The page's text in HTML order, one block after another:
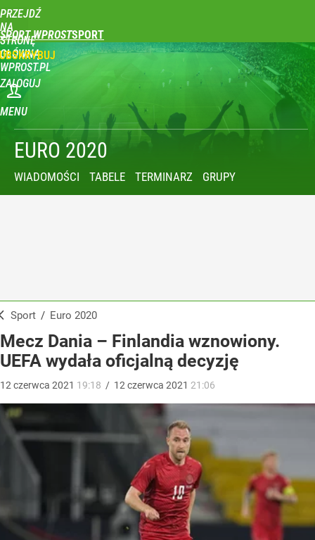
PRZEJDŹ
NA
STRONĘ
GŁÓWNĄ
WPROST.PL
SPORT WPROST
ZALOGUJ
MENU
EURO 2020
WIADOMOŚCI TABELE TERMINARZ GRUPY
Sport / Euro 2020
Mecz Dania – Finlandia wznowiony.
UEFA wydała oficjalną decyzję
12 czerwca 2021 19:18 / 12 czerwca 2021 21:06